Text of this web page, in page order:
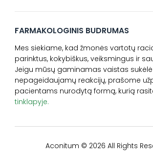
FARMAKOLOGINIS BUDRUMAS
Mes siekiame, kad žmonės vartotų
parinktus, kokybiškus, veiksmingus ir
Jeigu mūsų gaminamas vaistas sukėlė
nepageidaujamų reakcijų, prašome
pacientams nurodytą formą, kurią
tinklapyje.
Aconitum © 2026 All Rights